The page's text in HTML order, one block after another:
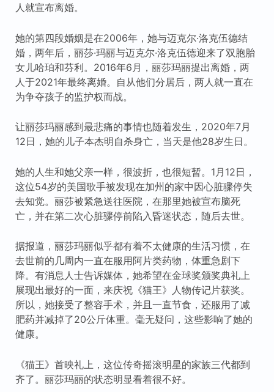
人就宣布离婚。
她的第四段婚姻是在2006年，她与迈克尔·洛克伍德结
婚，两年后，丽莎·玛丽与迈克尔·洛克伍德迎来了双胞胎
女儿哈珀和芬利。2016年6月，丽莎玛丽提出离婚，两
人于2021年最终离婚。自从他们分居后，两人就一直在
为争夺孩子的监护权而战。
让丽莎玛丽感到最悲痛的事情也随着发生，2020年7月
12日，她的儿子本杰明自杀身亡，当天是他28岁生日。
她的人生和她父亲一样，很波折，也很短暂。1月12日，
这位54岁的美国歌手被发现在加州的家中因心脏骤停失
去知觉。丽莎被紧急送往医院，在那里她被宣布脑死
亡，并在第二次心脏骤停前陷入昏迷状态，随后去世。
据报道，丽莎玛丽似乎都有着不太健康的生活习惯，在
去世前的几周内一直在服用阿片类药物，体重急剧下
降。有消息人士告诉媒体，她希望在金球奖颁奖典礼上
展现出最好的一面，来庆祝《猫王》人物传记片获奖。
所以，她接受了整容手术，并且一直节食，还服用了减
肥药并减掉了20公斤体重。毫无疑问，这些影响了她的
健康。
《猫王》首映礼上，这位传奇摇滚明星的家族三代都到
齐了。丽莎玛丽的状态明显看着很不好。